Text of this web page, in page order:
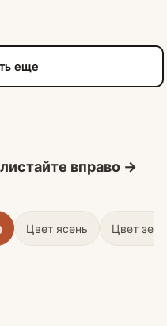
еще
Цвет ясень Цвет